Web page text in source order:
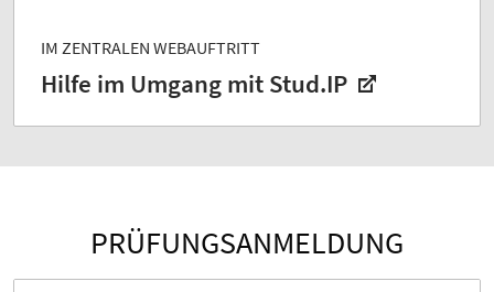
IM ZENTRALEN WEBAUFTRITT
Hilfe im Umgang mit Stud.IP
PRÜFUNGSANMELDUNG